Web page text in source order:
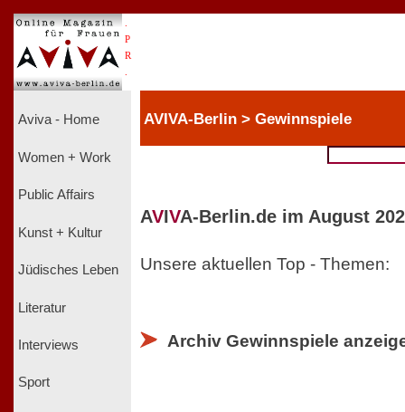
P
R
Aviva - Home
Women + Work
Public Affairs
Kunst + Kultur
Jüdisches Leben
Literatur
Interviews
Sport
AVIVA-Berlin > Gewinnspiele
AVIVA-Berlin.de im August
Unsere aktuellen Top - Themen:
Archiv Gewinnspiele